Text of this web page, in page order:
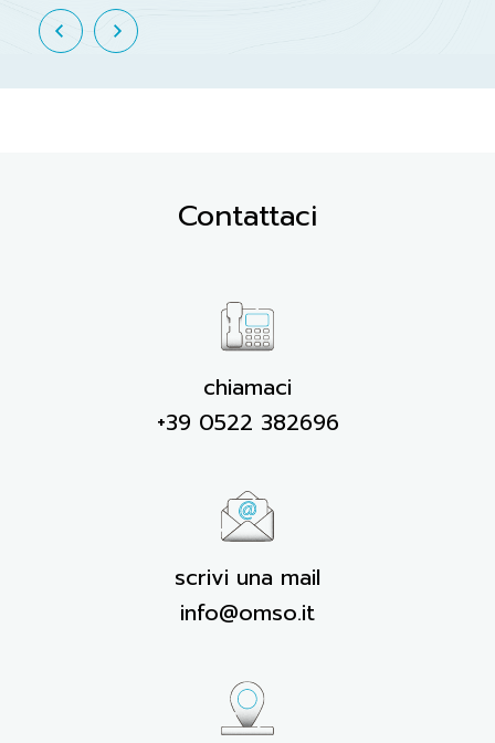
Contattaci
chiamaci
+39 0522 382696
scrivi una mail
info@omso.it